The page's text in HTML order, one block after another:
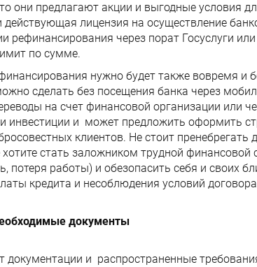
они предлагают акции и выгодные условия
лицензия на осуществление
рефинансирования через порат Госуслуги
по сумме.
нужно будет также вовремя и
сделать без посещения банка через
на счет финансовой организации или
инвестиции и может предложить оформить
клиентов. Не стоит
стать заложником трудной финансовой
потеря работы) и обезопасить себя и своих
кредита и несоблюдения условий
документы
документации и распространенные